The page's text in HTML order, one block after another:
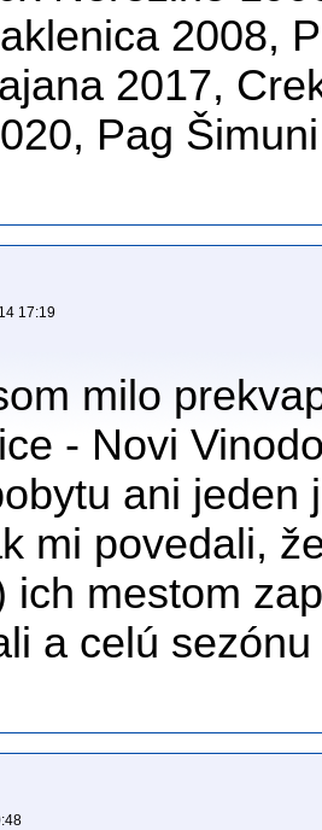
2008,
2017,
Pag
17:19
milo
- Novi
ani jeden
mi povedali,
ich mestom
a celú